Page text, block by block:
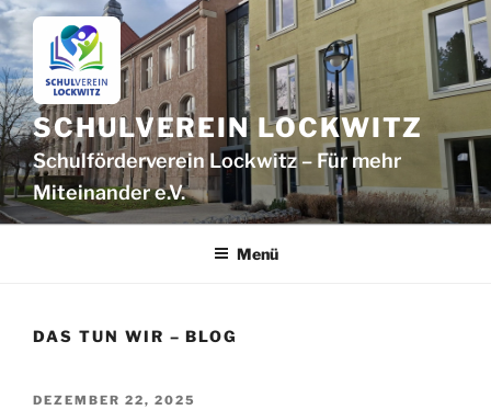
Zum
Inhalt
springen
SCHULVEREIN LOCKWITZ
Schulförderverein Lockwitz – Für mehr
Mitein­ander e.V.
Menü
DAS TUN WIR – BLOG
VERÖFFENTLICHT
DEZEMBER 22, 2025